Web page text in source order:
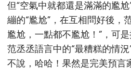
但“空氣中就都還是滿滿的尷
繃的“尷尬”，在互相問好後，
尷尬，一點都不尷尬！”，可
范丞丞語言中的“最糟糕的情
不說，哈哈！果然是完美預言